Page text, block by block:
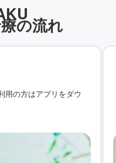
の流れ
用の方はアプリをダウ